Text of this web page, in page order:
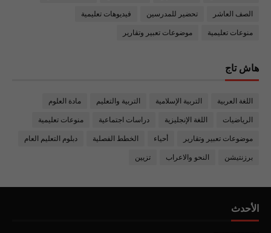
الصف العاشر تحضير للمدرسين فيديوهات تعليمية
منوعات تعليمية موضوعات تعبير وتقارير
هاش تاج
اللغة العربية التربية الإسلامية التربية والتعليم مادة العلوم
الرياضيات اللغة الإنجليزية دراسات اجتماعية منوعات تعليمية
موضوعات تعبير وتقارير أحياء الخطط الفصلية دبلوم التعليم العام
برزنتيشن النحو والاعراب تزيين
الأحدث